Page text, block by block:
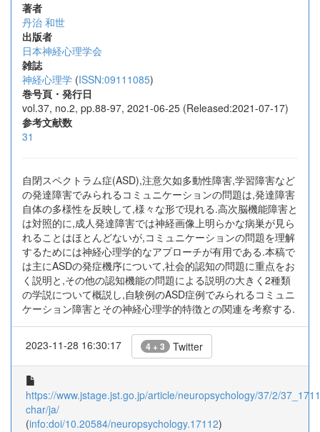
著者
丹治 和世
出版者
日本神経心理学会
雑誌
神経心理学 (ISSN:09111085)
巻号頁・発行日
vol.37, no.2, pp.88-97, 2021-06-25 (Released:2021-07-17)
参考文献数
31
自閉スペクトラム症(ASD),注意欠如多動性障害,学習障害など
の発達障害でみられるコミュニケーションの問題は,発達障害
自体の多様性を反映して,様々な形で現れる.高次脳機能障害と
は対照的に,成人発達障害では神経画像上明らかな病巣が見ら
れることはほとんどないが,コミュニケーションの問題を理解
するためには神経心理学的なアプローチが有用である.本稿で
は主にASDの発症機序について,社会的認知の問題に重点をお
く説明と,その他の認知機能の問題による説明の大きく2種類
の学説について概説し,自験例のASD症例でみられるコミュニ
ケーション障害とその神経心理学的特徴との関連を考察する.
2023-11-28 16:30:17 4 + 3 Twitter
https://www.jstage.jst.go.jp/article/neuropsychology/37/2/
char/ja/
(info:doi/10.20584/neuropsychology.17112)